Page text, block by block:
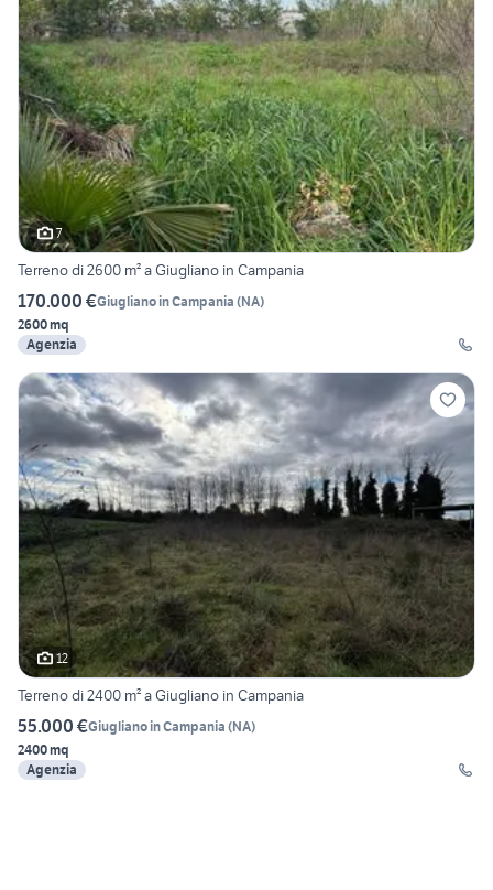
7
Terreno di 2600 m² a Giugliano in Campania
170.000 €Giugliano in Campania (NA)
2600 mq
Agenzia
12
Terreno di 2400 m² a Giugliano in Campania
55.000 €Giugliano in Campania (NA)
2400 mq
Agenzia